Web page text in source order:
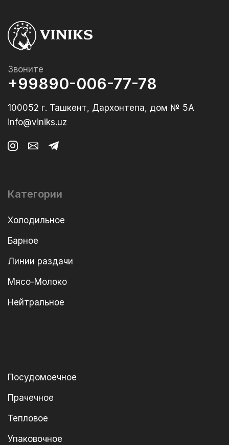
Звоните
+99890-006-77-78
100052 г. Ташкент, Дархонтепа, дом № 5А
info@viniks.uz
Категории
Холодильное
Барное
Линии раздачи
Мясо-Молоко
Нейтральное
Посудомоечное
Прачечное
Тепловое
Упаковочное